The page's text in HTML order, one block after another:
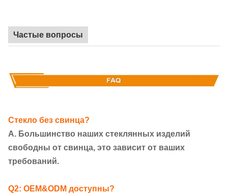
Частые вопросы
Стекло без свинца?
А. Большинство наших стеклянных изделий
свободны от свинца, это зависит от ваших
требований.
Q2: OEM&ODM доступны?